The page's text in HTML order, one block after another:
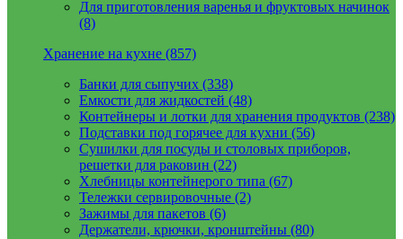
Для приготовления варенья и фруктовых начинок
(8)
Хранение на кухне (857)
Банки для сыпучих (338)
Емкости для жидкостей (48)
Контейнеры и лотки для хранения продуктов (238)
Подставки под горячее для кухни (56)
Сушилки для посуды и столовых приборов,
решетки для раковин (22)
Хлебницы контейнерого типа (67)
Тележки сервировочные (2)
Зажимы для пакетов (6)
Держатели, крючки, кронштейны (80)